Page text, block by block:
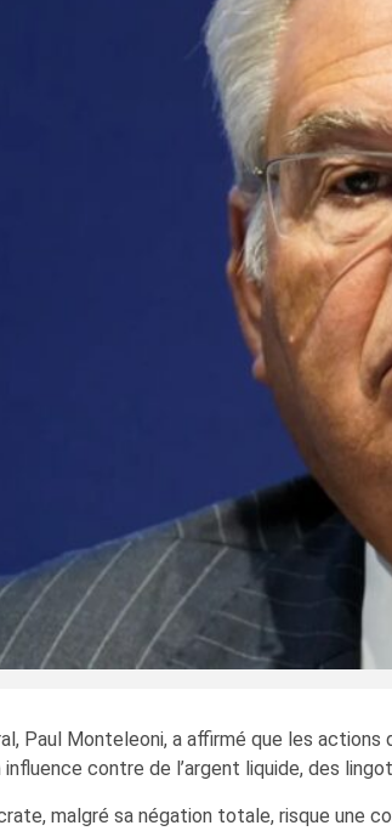
Paul Monteleoni, a affirmé que les
contre de l’argent liquide, des
malgré sa négation totale, risque une